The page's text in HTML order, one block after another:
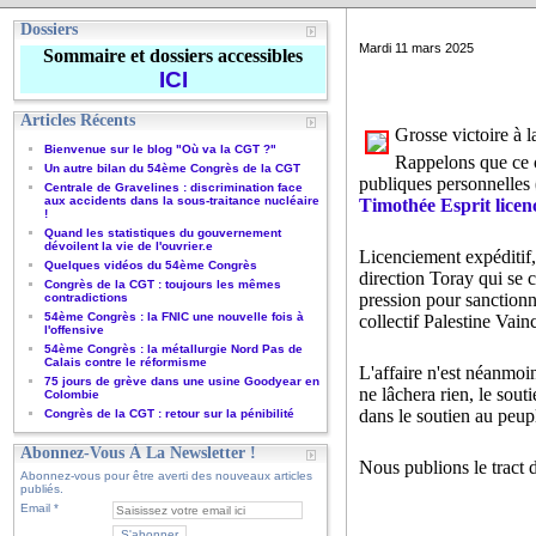
Dossiers
Sommaire et dossiers accessibles
ICI
Articles Récents
Bienvenue sur le blog "Où va la CGT ?"
Un autre bilan du 54ème Congrès de la CGT
Centrale de Gravelines : discrimination face
aux accidents dans la sous-traitance nucléaire
!
Quand les statistiques du gouvernement
dévoilent la vie de l'ouvrier.e
Quelques vidéos du 54ème Congrès
Congrès de la CGT : toujours les mêmes
contradictions
54ème Congrès : la FNIC une nouvelle fois à
l'offensive
54ème Congrès : la métallurgie Nord Pas de
Calais contre le réformisme
75 jours de grève dans une usine Goodyear en
Colombie
Congrès de la CGT : retour sur la pénibilité
Abonnez-Vous À La Newsletter !
Abonnez-vous pour être averti des nouveaux articles
publiés.
Email
Mardi 11 mars 2025
Grosse victoire à
Rappelons que
publiques
Timothée Esprit
Licenciement
direction Toray qui se
pression pour
collectif Palestine
L'affaire n'est
ne lâchera rien, le
dans le soutien au
Nous publions le tract